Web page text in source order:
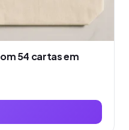
54 cartas em